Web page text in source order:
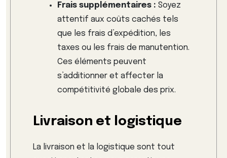
Frais supplémentaires : Soyez
attentif aux coûts cachés tels
que les frais d’expédition, les
taxes ou les frais de manutention.
Ces éléments peuvent
s’additionner et affecter la
compétitivité globale des prix.
Livraison et logistique
La livraison et la logistique sont tout